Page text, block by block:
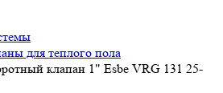
для теплого пола
клапан 1" Esbe VRG 131 25-